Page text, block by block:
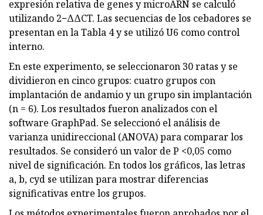
expresión relativa de genes y microARN se calculó
utilizando 2−ΔΔCT. Las secuencias de los cebadores se
presentan en la Tabla 4 y se utilizó U6 como control
interno.
En este experimento, se seleccionaron 30 ratas y se
dividieron en cinco grupos: cuatro grupos con
implantación de andamio y un grupo sin implantación
(n = 6). Los resultados fueron analizados con el
software GraphPad. Se seleccionó el análisis de
varianza unidireccional (ANOVA) para comparar los
resultados. Se consideró un valor de P <0,05 como
nivel de significación. En todos los gráficos, las letras
a, b, cyd se utilizan para mostrar diferencias
significativas entre los grupos.